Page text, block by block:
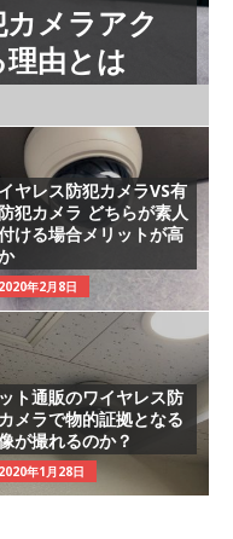
メラアク
由とは
ヤレス防犯カメラVS有
犯カメラ どちらが素人
ける場合メリットが高
2020年2月8日
ト通販のワイヤレス防
メラで物的証拠となる
が撮れるのか？
2020年1月28日